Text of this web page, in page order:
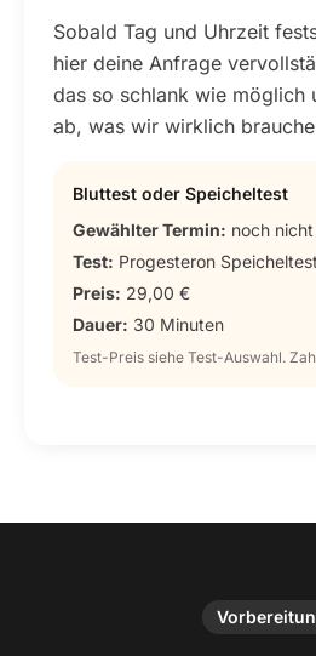
Sobald Tag und Uhrzeit
hier deine Anfrage
das so schlank wie möglich
ab, was wir wirklich
Bluttest oder Speicheltest
Gewählter Termin: noch
Test: Progesteron Speicheltest
Preis: 29,00 €
Dauer: 30 Minuten
Test-Preis siehe Test-Auswahl.